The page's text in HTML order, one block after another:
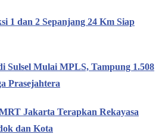
1 dan 2 Sepanjang 24 Km Siap
Sulsel Mulai MPLS, Tampung 1.508
Prasejahtera
Jakarta Terapkan Rekayasa
dan Kota